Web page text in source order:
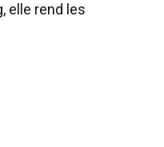
elle rend les